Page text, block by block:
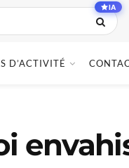
IA
D’ACTIVITÉ